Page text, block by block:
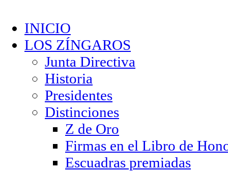
INICIO
LOS ZÍNGAROS
Junta Directiva
Historia
Presidentes
Distinciones
Z de Oro
Firmas en el Libro de
Escuadras premiadas